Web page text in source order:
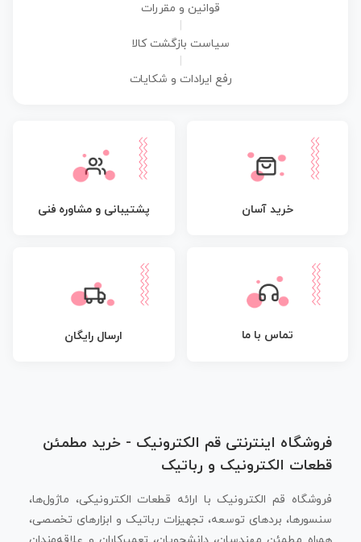
قوانین و مقررات
سیاست بازگشت کالا
رفع ایرادات و شکایات
خرید آسان پشتیبانی و مشاوره فنی
تماس با ما ارسال رایگان
فروشگاه اینترنتی قم الکترونیک - خرید مطمئن
قطعات الکترونیک و رباتیک
فروشگاه قم الکترونیک با ارائه قطعات الکترونیکی، ماژول‌ها،
سنسورها، بردهای توسعه، تجهیزات رباتیک و ابزارهای تخصصی،